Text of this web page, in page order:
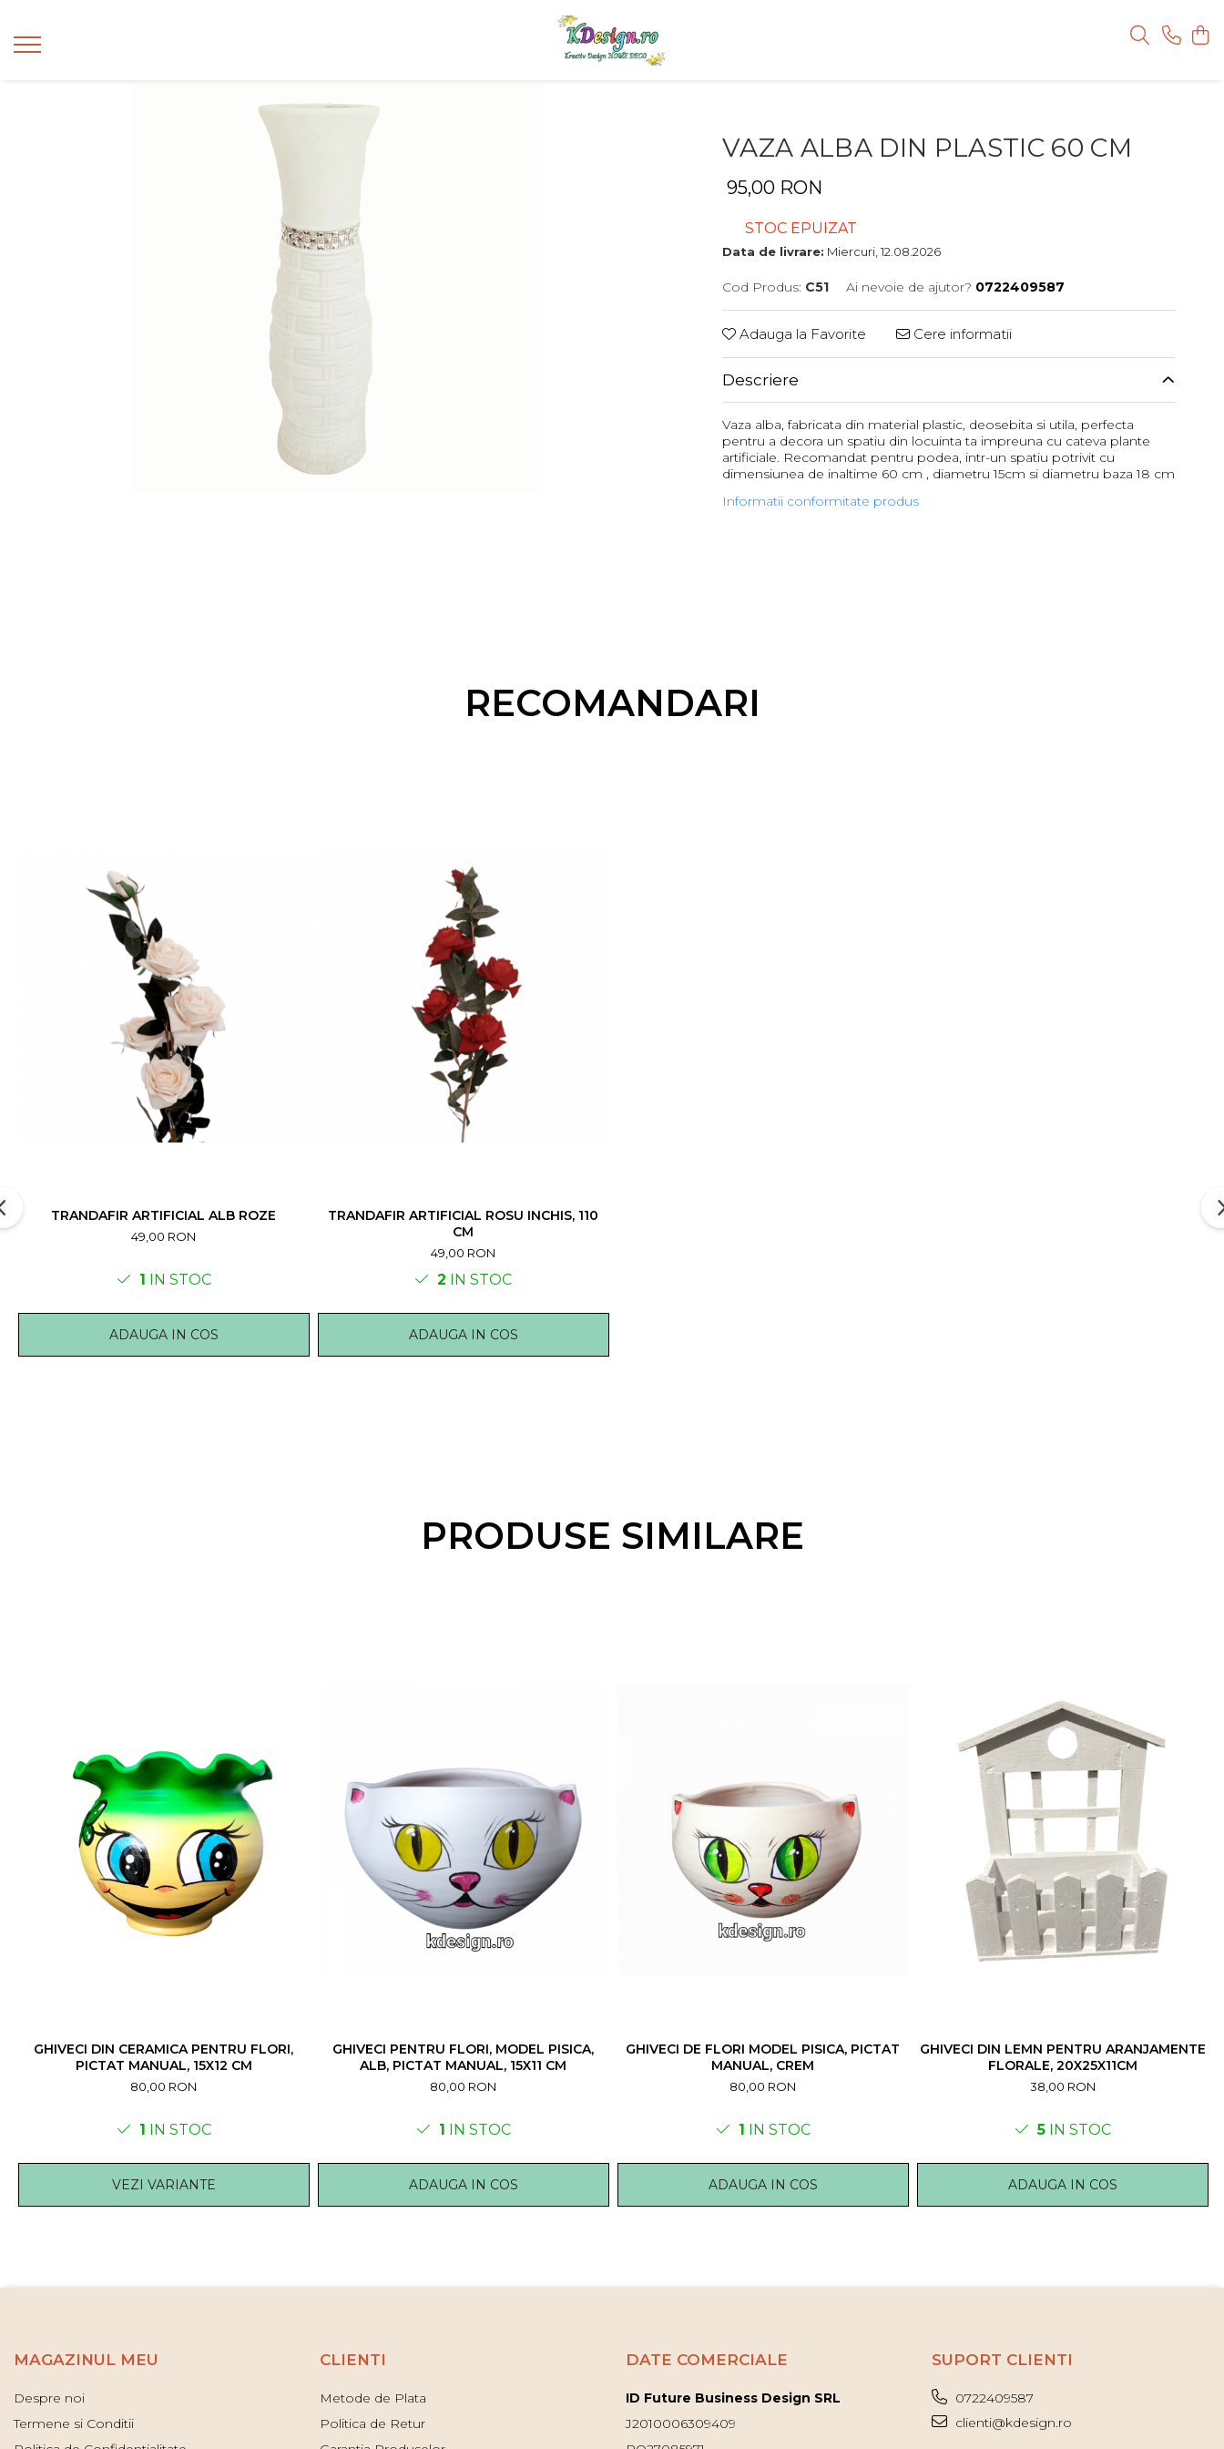
VAZA ALBA DIN PLASTIC 60 CM
95,00 RON
STOC EPUIZAT
Data de livrare: Miercuri, 12.08.2026
Cod Produs: C51 Ai nevoie de ajutor? 0722409587
Adauga la Favorite Cere informatii
Descriere
Vaza alba, fabricata din material plastic, deosebita si utila, perfecta
pentru a decora un spatiu din locuinta ta impreuna cu cateva plante
artificiale. Recomandat pentru podea, intr-un spatiu potrivit cu
dimensiunea de inaltime 60 cm , diametru 15cm si diametru baza 18 cm
Informatii conformitate produs
RECOMANDARI
TRANDAFIR ARTIFICIAL ALB ROZE
49,00 RON
1 IN STOC
ADAUGA IN COS
TRANDAFIR ARTIFICIAL ROSU INCHIS, 110
CM
49,00 RON
2 IN STOC
ADAUGA IN COS
PRODUSE SIMILARE
GHIVECI DIN CERAMICA PENTRU FLORI,
PICTAT MANUAL, 15X12 CM
80,00 RON
1 IN STOC
VEZI VARIANTE
GHIVECI PENTRU FLORI, MODEL PISICA,
ALB, PICTAT MANUAL, 15X11 CM
80,00 RON
1 IN STOC
ADAUGA IN COS
GHIVECI DE FLORI MODEL PISICA, PICTAT
MANUAL, CREM
80,00 RON
1 IN STOC
ADAUGA IN COS
GHIVECI DIN LEMN PENTRU ARANJAMENTE
FLORALE, 20X25X11CM
38,00 RON
5IN STOC
ADAUGA IN COS
MAGAZINUL MEU
Despre noi
Termene si Conditii
CLIENTI
Metode de Plata
Politica de Retur
DATE COMERCIALE
ID Future Business Design SRL
J2010006309409
SUPORT CLIENTI
0722409587
clienti@kdesign.ro